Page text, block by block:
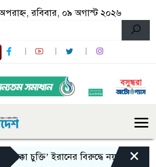
রবিবার, ০৯ অগাস্ট ২০২৬
চুক্তি’ ইরানের বিরুদ্ধে নয় : তুরস্ক ×